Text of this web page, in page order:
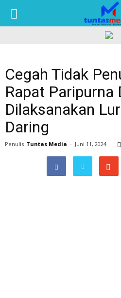
Cegah Tidak
Rapat Paripurna
Dilaksanakan
Daring
Penulis Tuntas Media - Juni 11, 2024